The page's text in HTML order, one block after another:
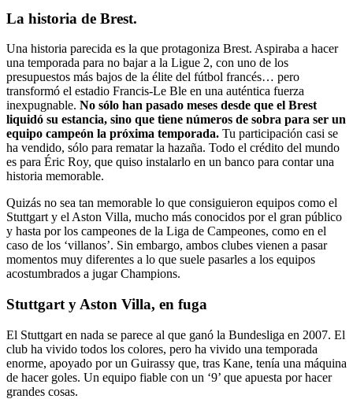
La historia de Brest.
Una historia parecida es la que protagoniza Brest. Aspiraba a hacer
una temporada para no bajar a la Ligue 2, con uno de los
presupuestos más bajos de la élite del fútbol francés… pero
transformó el estadio Francis-Le Ble en una auténtica fuerza
inexpugnable. No sólo han pasado meses desde que el Brest
liquidó su estancia, sino que tiene números de sobra para ser un
equipo campeón la próxima temporada. Tu participación casi se
ha vendido, sólo para rematar la hazaña. Todo el crédito del mundo
es para Éric Roy, que quiso instalarlo en un banco para contar una
historia memorable.
Quizás no sea tan memorable lo que consiguieron equipos como el
Stuttgart y el Aston Villa, mucho más conocidos por el gran público
y hasta por los campeones de la Liga de Campeones, como en el
caso de los ‘villanos’. Sin embargo, ambos clubes vienen a pasar
momentos muy diferentes a lo que suele pasarles a los equipos
acostumbrados a jugar Champions.
Stuttgart y Aston Villa, en fuga
El Stuttgart en nada se parece al que ganó la Bundesliga en 2007. El
club ha vivido todos los colores, pero ha vivido una temporada
enorme, apoyado por un Guirassy que, tras Kane, tenía una máquina
de hacer goles. Un equipo fiable con un ‘9’ que apuesta por hacer
grandes cosas.